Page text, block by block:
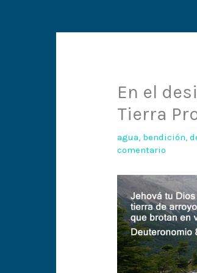
En el
Tierra
agua, bendición,
comentario